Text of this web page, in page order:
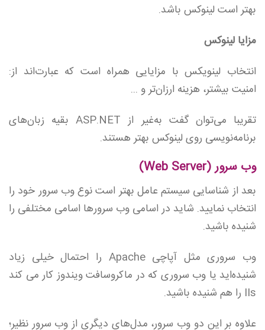
بهتر است لینوکس باشد.
مزایا لینوکس
انتخاب لینویکس با مزایایی همراه است که عبارت‌اند از:
امنیت بیشتر، هزینه ارزان‌تر و ...
تقریبا می‌توان گفت به‌غیر از ASP.NET بقیه زبان‌های
برنامه‌نویسی روی لینوکس بهتر هستند.
وب سرور (Web Server)
بعد از شناسایی سیستم عامل بهتر است نوع وب سرور خود را
انتخاب نمایید. شاید در اسامی وب سرورها اسامی مختلفی را
شنیده باشید.
وب سروری مثل آپاچی Apache را احتمال خیلی زیاد
شنیده‌اید یا وب سروری که در ماکروسافت ویندوز کار می کند
IIs را هم شنیده باشید.
علاوه بر این دو وب سرور، مدل‌های دیگری از وب سرور نظیر؛